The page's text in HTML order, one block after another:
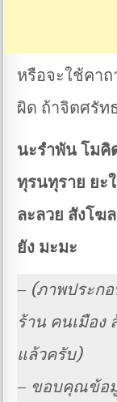
หรือจะใช้คา
ผิด ถ้าจิตศรัท
นะรำพัน โมคิ
ทุรนทุราย ยะ
ละลวย สังโฆ
ยัง มะมะ
– (ภาพประก
ร้าน คนเมือง
แล้วครับ)
– ขอบคุณข้อ